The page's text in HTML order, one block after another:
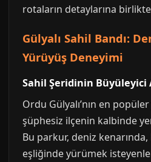
rotaların detaylarına
Gülyalı Sahil Bandı:
Yürüyüş Deneyimi
Sahil Şeridinin Büyüleyici
Ordu Gülyalı’nın en
şüphesiz ilçenin kalbinde
Bu parkur, deniz
eşliğinde yürümek